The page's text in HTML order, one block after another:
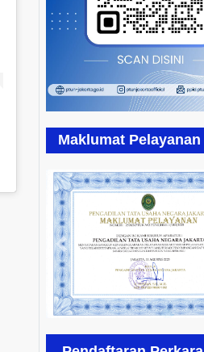
Maklumat Pelayanan
Previous